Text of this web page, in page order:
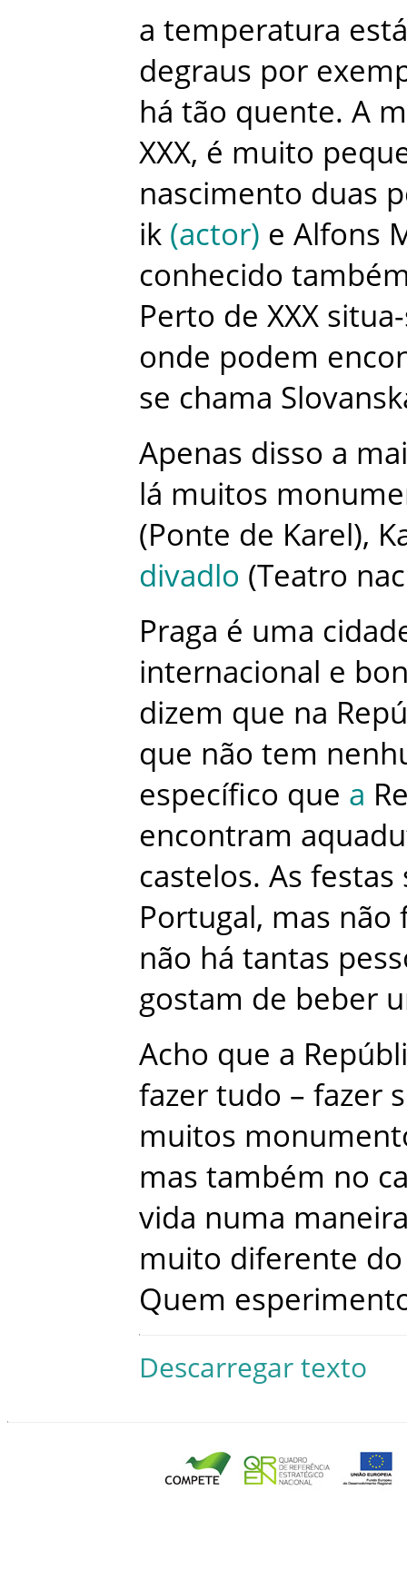
a temperatura está
degraus por
há tão quente. A
XXX, é muito
nascimento duas
ik (actor) e Alfons
conhecido
Perto de XXX
onde podem
se chama
Apenas disso a
lá muitos
(Ponte de Karel),
divadlo (Teatro
Praga é uma
internacional e
dizem que na
que não tem
específico que a
encontram
castelos. As festas
Portugal, mas não
não há tantas
gostam de beber
Acho que a
fazer tudo – fazer
muitos
mas também no
vida numa
muito diferente do
Quem
Descarregar texto